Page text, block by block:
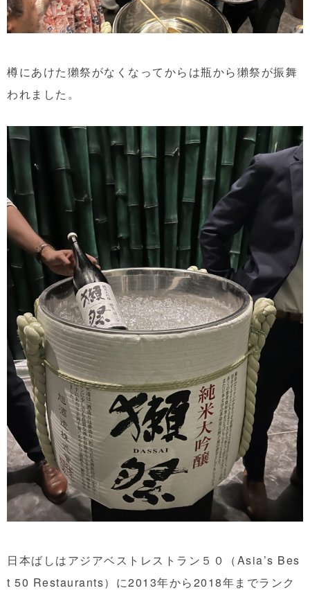
樽にあけた獺祭がなくなってからは瓶から獺祭が振舞
われました。
日本ばしはアジアベストレストラン５０（Asia’s Bes
t 50 Restaurants）に2013年から2018年までランク